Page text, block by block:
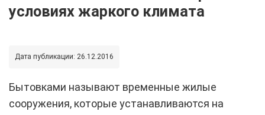
условиях жаркого климата
Дата публикации: 26.12.2016
Бытовками называют временные жилые
сооружения, которые устанавливаются на